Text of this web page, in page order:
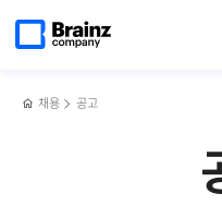
페이지로
채용 공고